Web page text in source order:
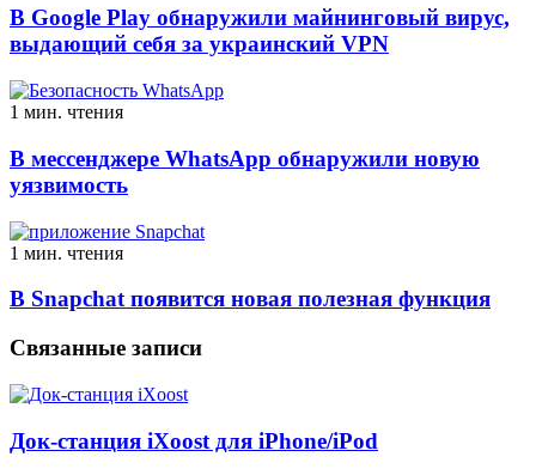
В Google Play обнаружили майнинговый вирус,
выдающий себя за украинский VPN
1 мин. чтения
В мессенджере WhatsApp обнаружили новую
уязвимость
1 мин. чтения
В Snapchat появится новая полезная функция
Связанные записи
Док-станция iXoost для iPhone/iPod